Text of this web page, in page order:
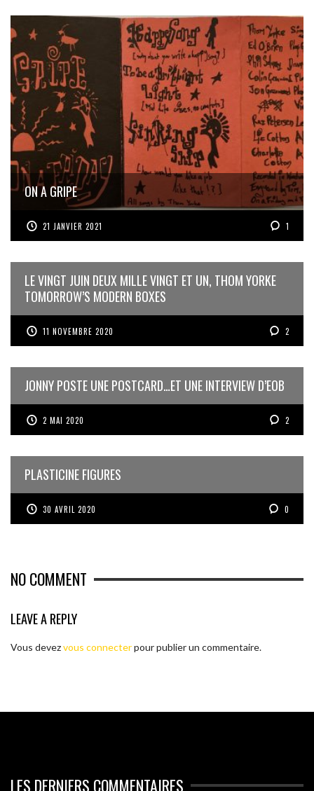
ON A GRIPE
21 JANVIER 2021 1
LE VINGT JUIN DEUX MILLE VINGT ET UN, THOM YORKE
TOMORROW’S MODERN BOXES
11 NOVEMBRE 2020 2
JONNY POSTE UNE POSTCARD…ET UNE INTERVIEW D’EOB
2 MAI 2020 2
PLASTICINE FIGURES
30 AVRIL 2020 0
NO COMMENT
LEAVE A REPLY
Vous devezvous connecterpour publier un commentaire.
LES DERNIERS COMMENTAIRES